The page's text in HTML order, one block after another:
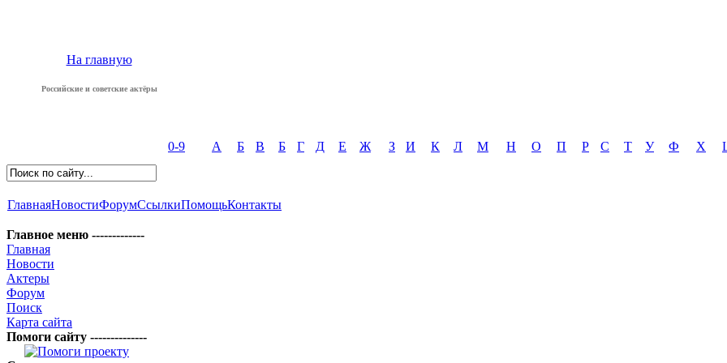
На главную
Российские и советские актёры
0-9 А Б В Б Г Д Е Ж З И К Л М Н О П Р С Т У Ф Х
ГлавнаяНовостиФорумСсылкиПомощьКонтакты
Главное меню -------------
Главная
Новости
Актеры
Форум
Поиск
Карта сайта
Помоги сайту --------------